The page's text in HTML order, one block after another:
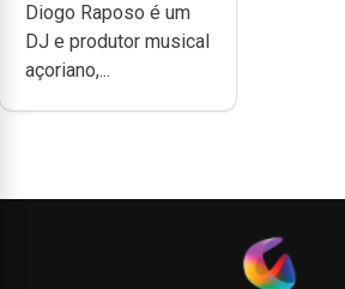
difícil é produzir
uma música”
Diogo Raposo é um
DJ e produtor musical
açoriano,...